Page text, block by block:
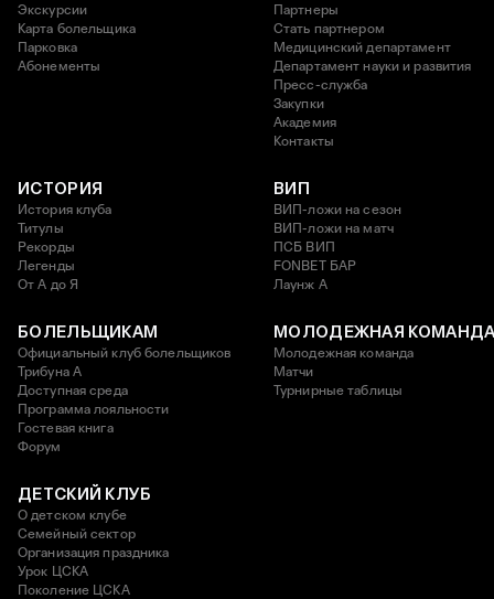
Экскурсии
Карта болельщика
Парковка
Абонементы
Партнеры
Стать партнером
Медицинский департамент
Департамент науки и развития
Пресс-служба
Закупки
Академия
Контакты
ИСТОРИЯ
История клуба
Титулы
Рекорды
Легенды
От А до Я
ВИП
ВИП-ложи на сезон
ВИП-ложи на матч
ПСБ ВИП
FONBET БАР
Лаунж A
БОЛЕЛЬЩИКАМ
Официальный клуб болельщиков
Трибуна А
Доступная среда
Программа лояльности
Гостевая книга
Форум
МОЛОДЕЖНАЯ
Молодежная команда
Матчи
Турнирные таблицы
ДЕТСКИЙ КЛУБ
О детском клубе
Семейный сектор
Организация праздника
Урок ЦСКА
Поколение ЦСКА